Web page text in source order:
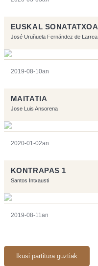
José Uruñuela Fernández de Larrea
2019-08-10an
MAITATIA
Jose Luis Ansorena
2020-01-02an
KONTRAPAS 1
Santos Intxausti
2019-08-11an
Ikusi partitura guztiak